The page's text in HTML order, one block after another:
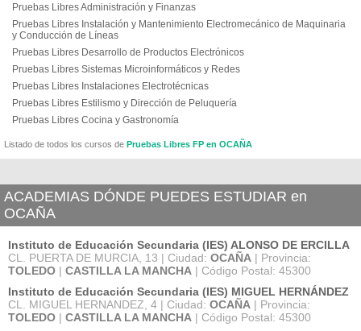
Pruebas Libres Administración y Finanzas
Pruebas Libres Instalación y Mantenimiento Electromecánico de Maquinaria
y Conducción de Líneas
Pruebas Libres Desarrollo de Productos Electrónicos
Pruebas Libres Sistemas Microinformáticos y Redes
Pruebas Libres Instalaciones Electrotécnicas
Pruebas Libres Estilismo y Dirección de Peluquería
Pruebas Libres Cocina y Gastronomía
Listado de todos los cursos de Pruebas Libres FP en OCAÑA
ACADEMIAS DÓNDE PUEDES ESTUDIAR en
OCAÑA
Instituto de Educación Secundaria (IES) ALONSO DE ERCILLA
CL. PUERTA DE MURCIA, 13 | Ciudad: OCAÑA | Provincia:
TOLEDO | CASTILLA LA MANCHA | Código Postal: 45300
Instituto de Educación Secundaria (IES) MIGUEL HERNÁNDEZ
CL. MIGUEL HERNANDEZ, 4 | Ciudad: OCAÑA | Provincia:
TOLEDO | CASTILLA LA MANCHA | Código Postal: 45300